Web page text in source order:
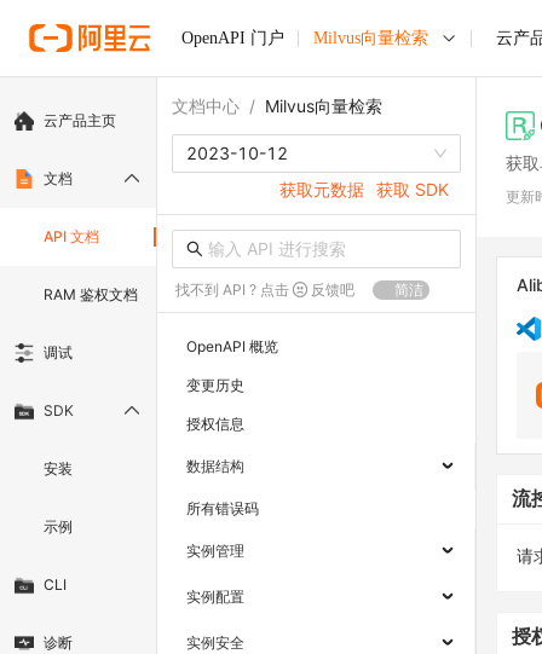
OpenAPI 门户 Milvus向量检索 云产
云产品主页
文档
API 文档
RAM 鉴权文档
调试
SDK
安装
示例
CLI
诊断
文档中心 / Milvus向量检索
2023-10-12
获取元数据 获取 SDK
找不到 API ? 点击 反馈吧 简洁
OpenAPI 概览
变更历史
授权信息
数据结构
所有错误码
实例管理
实例配置
实例安全
获
更新
流
请
授